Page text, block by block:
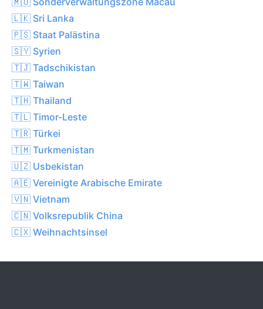
🇱🇰 Sri Lanka
🇵🇸 Staat Palästina
🇸🇾 Syrien
🇹🇯 Tadschikistan
🇹🇼 Taiwan
🇹🇭 Thailand
🇹🇱 Timor-Leste
🇹🇷 Türkei
🇹🇲 Turkmenistan
🇺🇿 Usbekistan
🇦🇪 Vereinigte Arabische Emirate
🇻🇳 Vietnam
🇨🇳 Volksrepublik China
🇨🇽 Weihnachtsinsel